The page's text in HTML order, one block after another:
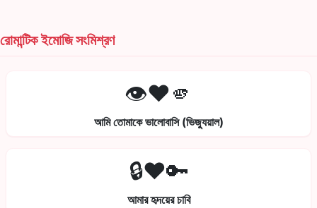
রোমান্টিক ইমোজি সংমিশ্রণ
👁️❤️🫵
আমি তোমাকে ভালোবাসি (ভিজ্যুয়াল)
🔒❤️🔑
আমার হৃদয়ের চাবি